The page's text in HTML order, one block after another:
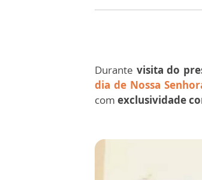
Durante visita do
dia de Nossa
com exclusividade